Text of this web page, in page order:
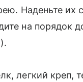
Наденьте
на порядок
легкий креп,